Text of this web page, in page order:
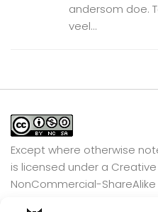
andersom doe.
veel...
Except where otherwise
is licensed under a
NonCommercial-